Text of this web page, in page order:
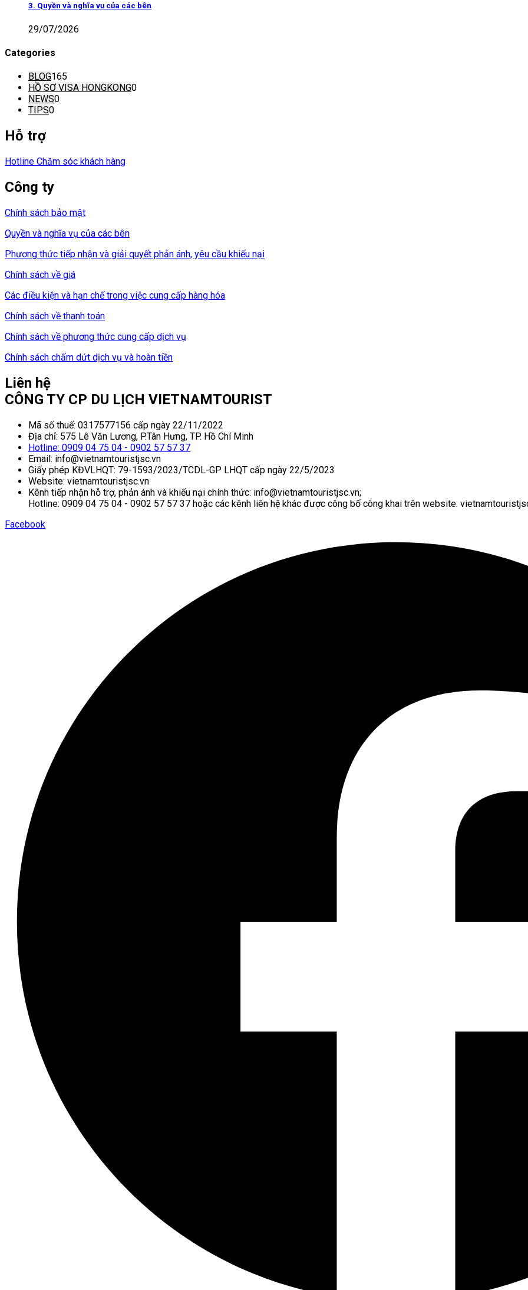
3. Quyền và nghĩa vụ của các bên
29/07/2026
Categories
BLOG165
HỒ SƠ VISA HONGKONG0
NEWS0
TIPS0
Hỗ trợ
Hotline Chăm sóc khách hàng
Công ty
Chính sách bảo mật
Quyền và nghĩa vụ của các bên
Phương thức tiếp nhận và giải quyết phản ánh, yêu cầu khiếu nại
Chính sách về giá
Các điều kiện và hạn chế trong việc cung cấp hàng hóa
Chính sách về thanh toán
Chính sách về phương thức cung cấp dịch vụ
Chính sách chấm dứt dịch vụ và hoàn tiền
Liên hệ
CÔNG TY CP DU LỊCH VIETNAMTOURIST
Mã số thuế: 0317577156 cấp ngày 22/11/2022
Địa chỉ: 575 Lê Văn Lương, P.Tân Hưng, TP. Hồ Chí Minh
Hotline: 0909 04 75 04 - 0902 57 57 37
Email: info@vietnamtouristjsc.vn
Giấy phép KĐVLHQT: 79-1593/2023/TCDL-GP LHQT cấp ngày 22/5/2023
Website: vietnamtouristjsc.vn
Kênh tiếp nhận hỗ trợ, phản ánh và khiếu nại chính thức: info@vietnamtouristjsc.vn;
Hotline: 0909 04 75 04 - 0902 57 57 37 hoặc các kênh liên hệ khác được công bố công khai trên website:
Facebook